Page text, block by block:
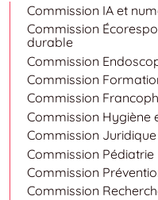
Commission IA et
Commission
durable
Commission
Commission
Commission
Commission Hygiène
Commission Juridique
Commission Pédiatrie
Commission
Commission